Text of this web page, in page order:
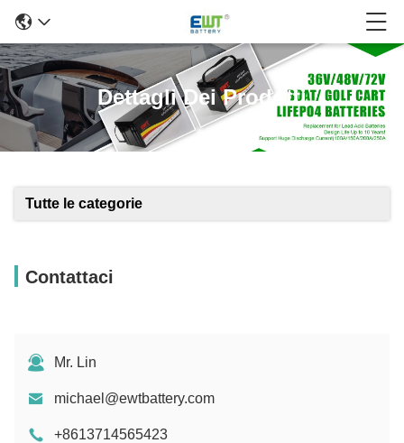
Dettagli Dei Prodotti
Tutte le categorie
Contattaci
Mr. Lin
michael@ewtbattery.com
+8613714565423